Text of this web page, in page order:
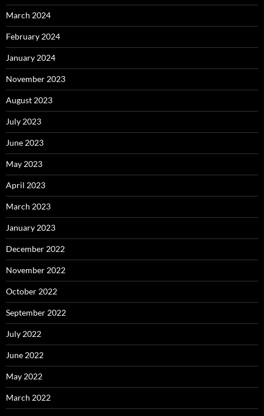
March 2024
February 2024
January 2024
November 2023
August 2023
July 2023
June 2023
May 2023
April 2023
March 2023
January 2023
December 2022
November 2022
October 2022
September 2022
July 2022
June 2022
May 2022
March 2022